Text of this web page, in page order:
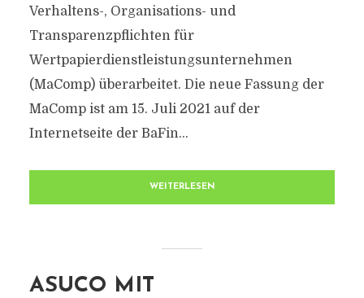
Verhaltens-, Organisations- und
Transparenzpflichten für
Wertpapierdienstleistungsunternehmen
(MaComp) überarbeitet. Die neue Fassung der
MaComp ist am 15. Juli 2021 auf der
Internetseite der BaFin...
WEITERLESEN
ASUCO MIT